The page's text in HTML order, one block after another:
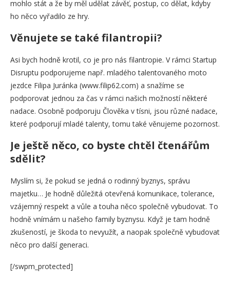
mohlo stát a že by měl udělat závěť, postup, co dělat, kdyby
ho něco vyřadilo ze hry.
Věnujete se také filantropii?
Asi bych hodně krotil, co je pro nás filantropie. V rámci Startup
Disruptu podporujeme např. mladého talentovaného moto
jezdce Filipa Juránka (www.filip62.com) a snažíme se
podporovat jednou za čas v rámci našich možností některé
nadace. Osobně podporuju Člověka v tísni, jsou různé nadace,
které podporují mladé talenty, tomu také věnujeme pozornost.
Je ještě něco, co byste chtěl čtenářům
sdělit?
Myslím si, že pokud se jedná o rodinný byznys, správu
majetku… Je hodně důležitá otevřená komunikace, tolerance,
vzájemný respekt a vůle a touha něco společně vybudovat. To
hodně vnímám u našeho family byznysu. Když je tam hodně
zkušeností, je škoda to nevyužít, a naopak společně vybudovat
něco pro další generaci.
[/swpm_protected]